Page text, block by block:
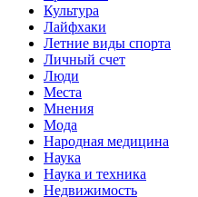
Культура
Лайфхаки
Летние виды спорта
Личный счет
Люди
Места
Мнения
Мода
Народная медицина
Наука
Наука и техника
Недвижимость